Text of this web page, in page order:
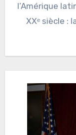
l’Amérique
XXᵉ siècle :